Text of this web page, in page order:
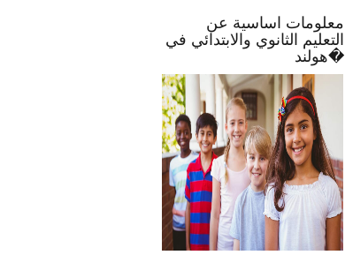
معلومات اساسية عن
التعليم الثانوي والابتدائي في
هولند�